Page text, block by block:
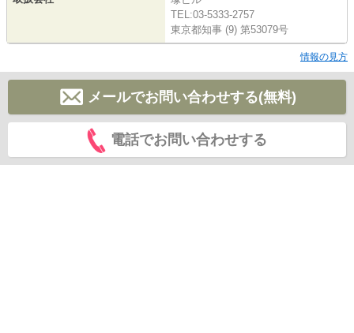
TEL:03-5333-2757
東京都知事 (9) 第53079号
情報の見方
メールでお問い合わせする(無料)
電話でお問い合わせする